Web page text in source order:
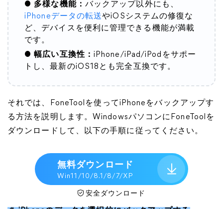
● 多様な機能： バックアップ以外にも、
iPhoneデータの転送やiOSシステムの修復な
ど、デバイスを便利に管理できる機能が満載
です。
●幅広い互換性： iPhone/iPad/iPodをサポー
トし、最新のiOS18とも完全互換です。
それでは、FoneToolを使ってiPhoneをバックアップす
る方法を説明します。WindowsパソコンにFoneToolを
ダウンロードして、以下の手順に従ってください。
無料ダウンロード
Win11/10/8.1/8/7/XP
安全ダウンロード